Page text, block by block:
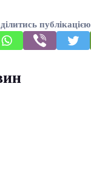
публікацією